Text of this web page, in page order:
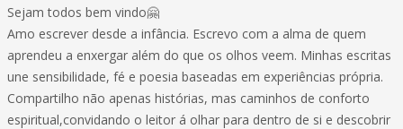
Sejam todos bem vindo🤗
Amo escrever desde a infância. Escrevo com a alma de quem
aprendeu a enxergar além do que os olhos veem. Minhas escritas
une sensibilidade, fé e poesia baseadas em experiências própria.
Compartilho não apenas histórias, mas caminhos de conforto
espiritual,convidando o leitor á olhar para dentro de si e descobrir